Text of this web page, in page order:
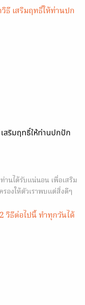
สริมฤทธิ์ให้ท่านปกปัก
านได้รับแน่นอน เพื่อเสริม
องให้ตัวเราพบแต่สิ่งดีๆ